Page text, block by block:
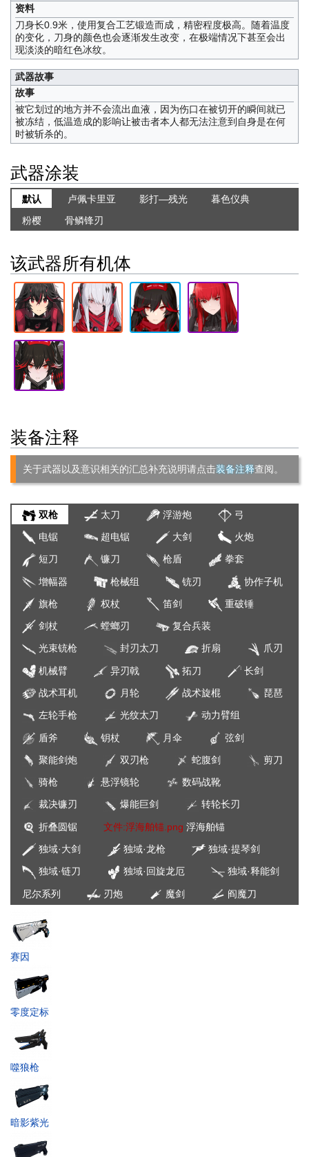
资料
刀身长0.9米，使用复合工艺锻造而成，精密程度极高。随着温度
的变化，刀身的颜色也会逐渐发生改变，在极端情况下甚至会出
现淡淡的暗红色冰纹。
武器故事
故事
被它划过的地方并不会流出血液，因为伤口在被切开的瞬间就已
被冻结，低温造成的影响让被击者本人都无法注意到自身是在何
时被斩杀的。
武器涂装
默认 卢佩卡里亚 影打—残光
暮色仪典
粉樱
骨鳞锋刃
该武器所有机体
装备注释
关于武器以及意识相关的汇总补充说明请点击装备注释查阅。
双枪 太刀 浮游炮 弓
电锯 超电锯 大剑 火炮
短刀 镰刀 枪盾 拳套
增幅器 枪械组 铳刃 协作子机
旗枪 权杖 笛剑 重破锤
剑杖 螳螂刃 复合兵装
光束铳枪 封刃太刀 折扇 爪刃
机械臂 异刃戟 拓刀 长剑
战术耳机 月轮 战术旋棍 琵琶
左轮手枪 光纹太刀 动力臂组
盾斧 钥杖 月伞 弦剑
聚能剑炮 双刃枪 蛇腹剑 剪刀
骑枪 悬浮镜轮 数码战靴
裁决镰刃 爆能巨剑 转轮长刃
折叠圆锯 文件:浮海舶锚.png 浮海舶锚
独域·大剑 独域·龙枪 独域·提琴剑
独域·链刀 独域·回旋龙厄 独域·释能剑
尼尔系列 刃炮 魔剑 阎魔刀
赛因
零度定标
噬狼枪
暗影紫光